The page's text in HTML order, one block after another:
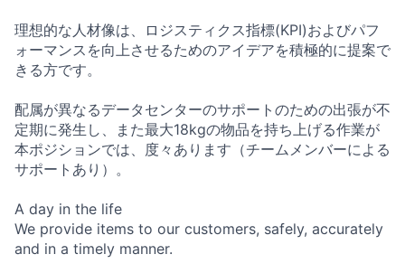
理想的な人材像は、ロジスティクス指標(KPI)およびパフ
ォーマンスを向上させるためのアイデアを積極的に提案で
きる方です。
配属が異なるデータセンターのサポートのための出張が不
定期に発生し、また最大18kgの物品を持ち上げる作業が
本ポジションでは、度々あります（チームメンバーによる
サポートあり）。
A day in the life
We provide items to our customers, safely, accurately
and in a timely manner.